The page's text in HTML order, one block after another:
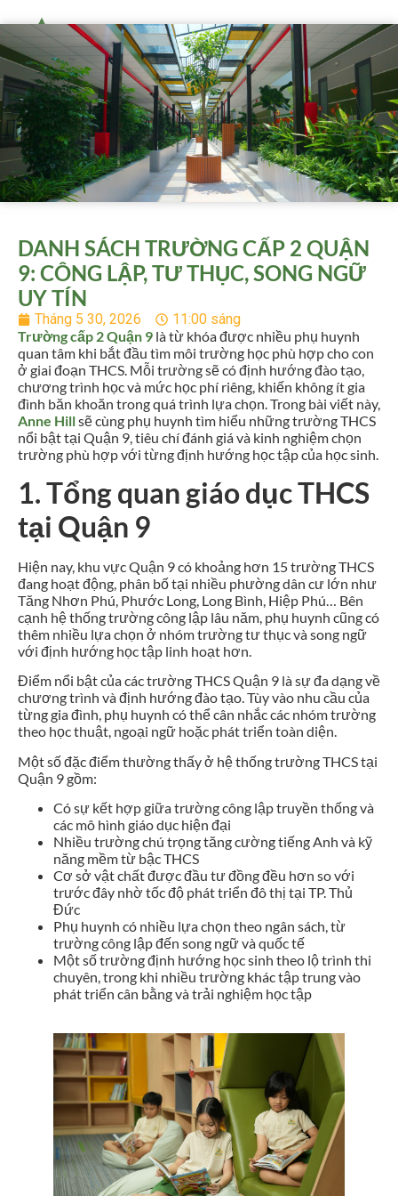
DANH SÁCH TRƯỜNG CẤP 2 QUẬN
9: CÔNG LẬP, TƯ THỤC, SONG NGỮ
UY TÍN
Tháng 5 30, 2026
11:00 sáng
Trường cấp 2 Quận 9 là từ khóa được nhiều phụ huynh
quan tâm khi bắt đầu tìm môi trường học phù hợp cho con
ở giai đoạn THCS. Mỗi trường sẽ có định hướng đào tạo,
chương trình học và mức học phí riêng, khiến không ít gia
đình băn khoăn trong quá trình lựa chọn. Trong bài viết này,
Anne Hillsẽ cùng phụ huynh tìm hiểu những trường THCS
nổi bật tại Quận 9, tiêu chí đánh giá và kinh nghiệm chọn
trường phù hợp với từng định hướng học tập của học sinh.
1. Tổng quan giáo dục THCS
tại Quận 9
Hiện nay, khu vực Quận 9 có khoảng hơn 15 trường THCS
đang hoạt động, phân bố tại nhiều phường dân cư lớn như
Tăng Nhơn Phú, Phước Long, Long Bình, Hiệp Phú… Bên
cạnh hệ thống trường công lập lâu năm, phụ huynh cũng có
thêm nhiều lựa chọn ở nhóm trường tư thục và song ngữ
với định hướng học tập linh hoạt hơn.
Điểm nổi bật của các trường THCS Quận 9 là sự đa dạng về
chương trình và định hướng đào tạo. Tùy vào nhu cầu của
từng gia đình, phụ huynh có thể cân nhắc các nhóm trường
theo học thuật, ngoại ngữ hoặc phát triển toàn diện.
Một số đặc điểm thường thấy ở hệ thống trường THCS tại
Quận 9 gồm:
Có sự kết hợp giữa trường công lập truyền thống và
các mô hình giáo dục hiện đại
Nhiều trường chú trọng tăng cường tiếng Anh và kỹ
năng mềm từ bậc THCS
Cơ sở vật chất được đầu tư đồng đều hơn so với
trước đây nhờ tốc độ phát triển đô thị tại TP. Thủ
Đức
Phụ huynh có nhiều lựa chọn theo ngân sách, từ
trường công lập đến song ngữ và quốc tế
Một số trường định hướng học sinh theo lộ trình thi
chuyên, trong khi nhiều trường khác tập trung vào
phát triển cân bằng và trải nghiệm học tập